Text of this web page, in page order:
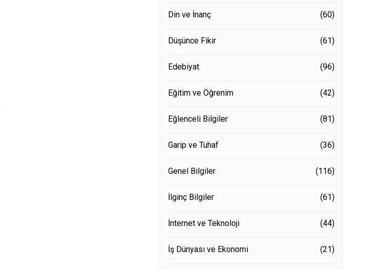
Din ve İnanç (60)
Düşünce Fikir (61)
Edebiyat (96)
Eğitim ve Öğrenim (42)
Eğlenceli Bilgiler (81)
Garip ve Tuhaf (36)
Genel Bilgiler (116)
İlginç Bilgiler (61)
İnternet ve Teknoloji (44)
İş Dünyası ve Ekonomi (21)